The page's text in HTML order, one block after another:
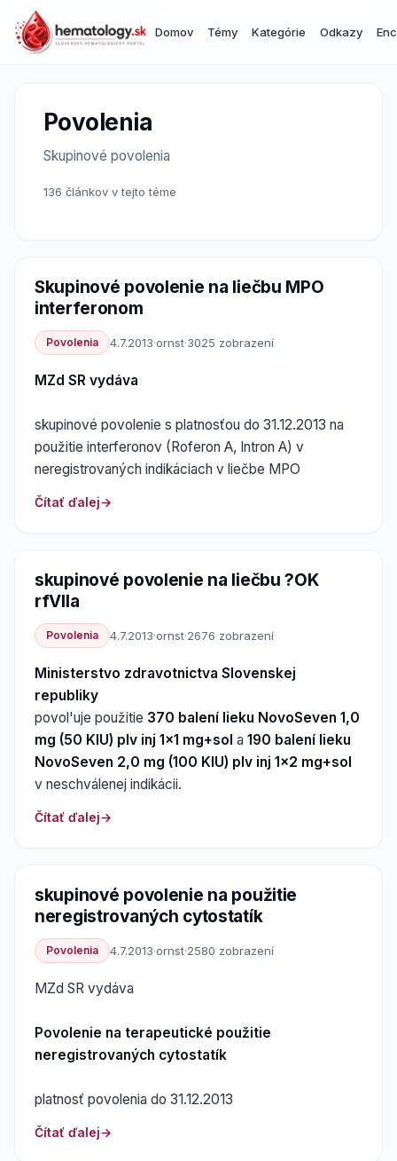
Domov Témy Kategórie Odkazy
Povolenia
Skupinové povolenia
136 článkov v tejto téme
Skupinové povolenie na liečbu MPO
interferonom
Povolenia 4.7.2013·ornst·3025 zobrazení
MZd SR vydáva
skupinové povolenie s platnosťou do 31.12.2013 na
použitie interferonov (Roferon A, Intron A) v
neregistrovaných indikáciach v liečbe MPO
Čítať ďalej
skupinové povolenie na liečbu ?OK
rfVIIa
Povolenia 4.7.2013·ornst·2676 zobrazení
Ministerstvo zdravotnictva Slovenskej
republiky
povol'uje použitie 370 balení lieku NovoSeven 1,0
mg (50 KIU) plv inj 1x1 mg+sol a 190 balení lieku
NovoSeven 2,0 mg (100 KIU) plv inj 1x2 mg+sol
v neschválenej indikácii.
Čítať ďalej
skupinové povolenie na použitie
neregistrovaných cytostatík
Povolenia 4.7.2013·ornst·2580 zobrazení
MZd SR vydáva
Povolenie na terapeutické použitie
neregistrovaných cytostatík
platnosť povolenia do 31.12.2013
Čítať ďalej